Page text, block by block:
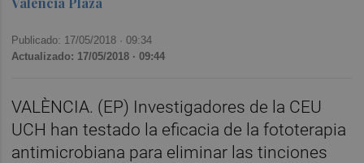
Publicado: 17/05/2018 ·09:34
Actualizado: 17/05/2018 · 09:44
VALÈNCIA. (EP) Investigadores de la CEU
UCH han testado la eficacia de la fototerapia
antimicrobiana para eliminar las tinciones